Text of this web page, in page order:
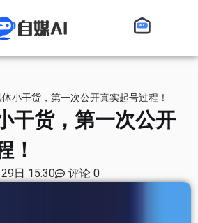
小干货，第一次公开真实起号过程！
干货，第一次公开
！
日 15:30 评论 0